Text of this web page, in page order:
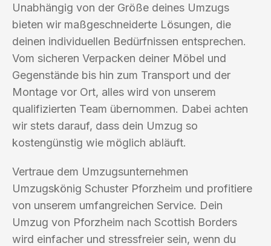
Unabhängig von der Größe deines Umzugs
bieten wir maßgeschneiderte Lösungen, die
deinen individuellen Bedürfnissen entsprechen.
Vom sicheren Verpacken deiner Möbel und
Gegenstände bis hin zum Transport und der
Montage vor Ort, alles wird von unserem
qualifizierten Team übernommen. Dabei achten
wir stets darauf, dass dein Umzug so
kostengünstig wie möglich abläuft.
Vertraue dem Umzugsunternehmen
Umzugskönig Schuster Pforzheim und profitiere
von unserem umfangreichen Service. Dein
Umzug von Pforzheim nach Scottish Borders
wird einfacher und stressfreier sein, wenn du